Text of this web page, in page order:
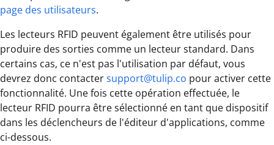
page des utilisateurs.
Les lecteurs RFID peuvent également être utilisés pour
produire des sorties comme un lecteur standard. Dans
certains cas, ce n'est pas l'utilisation par défaut, vous
devrez donc contactersupport@tulip.co pour activer cette
fonctionnalité. Une fois cette opération effectuée, le
lecteur RFID pourra être sélectionné en tant que dispositif
dans les déclencheurs de l'éditeur d'applications, comme
ci-dessous.